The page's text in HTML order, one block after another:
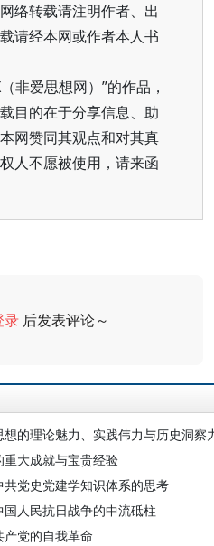
络转载请注明作者、出
请经本网或作者本人书
非爱思想网）”的作品，
目的在于分享信息、助
网赞同其观点和对其真
人不愿被使用，请来函
录 后发表评论～
的理论魅力、实践伟力与历史洞察
大成就与宝贵经验
党史党建学知识体系的思考
人民抗日战争的中流砥柱
党的自我革命